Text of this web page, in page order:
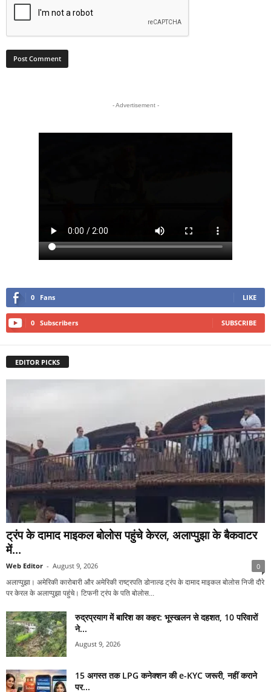
- Advertisement -
0 Fans LIKE
0 Subscribers SUBSCRIBE
EDITOR PICKS
ट्रंप के दामाद माइकल बोलोस पहुंचे केरल, अलाप्पुझा के बैकवाटर
में...
Web Editor - August 9, 2026 0
अलाप्पुझा। अमेरिकी कारोबारी और अमेरिकी राष्ट्रपति डोनाल्ड ट्रंप के दामाद माइकल बोलोस निजी दौरे
पर केरल के अलाप्पुझा पहुंचे। टिफनी ट्रंप के पति बोलोस...
रुद्रप्रयाग में बारिश का कहर: भूस्खलन से दहशत, 10 परिवारों
ने...
August 9, 2026
15 अगस्त तक LPG कनेक्शन की e-KYC जरूरी, नहीं कराने
पर...